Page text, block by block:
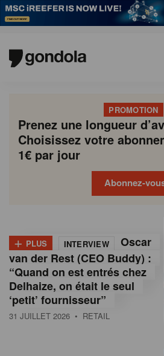
PROMOTION
Prenez une longueur
Choisissez votre
1€ par jour
Abonnez-
o
n
d
o
+ PLUS INTERVIEW
Oscar
van der Rest (CEO Buddy) :
“Quand on est entrés chez
Delhaize, on était le seul
‘petit’ fournisseur”
31 JUILLET 2026 • RETAIL